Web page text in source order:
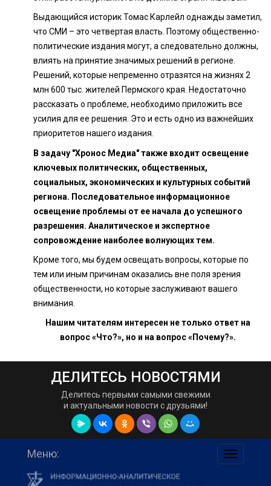
Выдающийся историк Томас Карлейл однажды заметил,
что СМИ – это четвертая власть. Поэтому общественно-
политические издания могут, а следовательно должны,
влиять на принятие значимых решений в регионе.
Решений, которые непременно отразятся на жизнях 2
млн 600 тыс. жителей Пермского края. Недостаточно
рассказать о проблеме, необходимо приложить все
усилия для ее решения. Это и есть одно из важнейших
приоритетов нашего издания.
В задачу "Хронос Медиа" также входит освещение
ключевых политических, общественных,
социальных, экономических и культурных событий
региона. Последовательное информационное
освещение проблемы от ее начала до успешного
разрешения. Аналитическое и экспертное
сопровождение наиболее волнующих тем.
Кроме того, мы будем освещать вопросы, которые по
тем или иным причинам оказались вне поля зрения
общественности, но которые заслуживают вашего
внимания.
Нашим читателям интересен не только ответ на
вопрос «Что?», но и на вопрос «Почему?».
ДЕЛИТЕСЬ НОВОСТЯМИ
Делитесь первыми самыми свежими
и актуальными новости с друзьями!
по
Меню: